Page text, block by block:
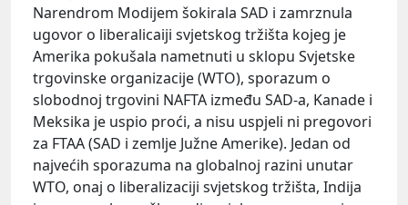
Narendrom Modijem šokirala SAD i zamrznula
ugovor o liberalicaiji svjetskog tržišta kojeg je
Amerika pokušala nametnuti u sklopu Svjetske
trgovinske organizacije (WTO), sporazum o
slobodnoj trgovini NAFTA između SAD-a, Kanade i
Meksika je uspio proći, a nisu uspjeli ni pregovori
za FTAA (SAD i zemlje Južne Amerike). Jedan od
najvećih sporazuma na globalnoj razini unutar
WTO, onaj o liberalizaciji svjetskog tržišta, Indija